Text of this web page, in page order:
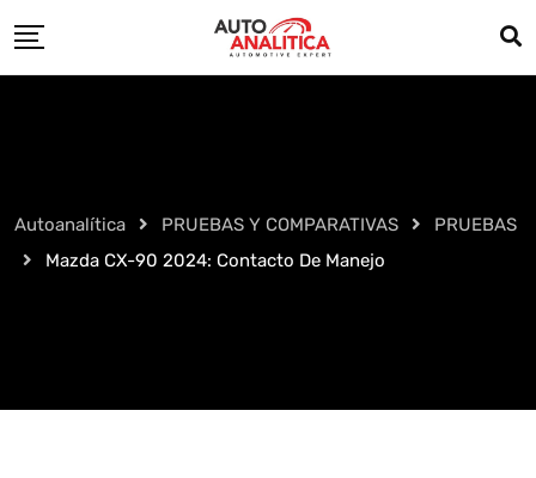
to
Autoanalítica PRUEBAS Y COMPARATIVAS
PRUEBAS
Mazda CX-90 2024: Contacto De Manejo